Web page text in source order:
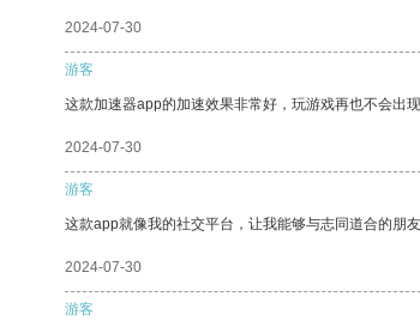
2024-07-30
游客
这款加速器app的加速效果非常好，玩游戏再也不会出
2024-07-30
游客
这款app就像我的社交平台，让我能够与志同道合的朋友
2024-07-30
游客